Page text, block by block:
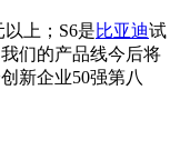
上；S6是比亚迪试
们的产品线今后将
新企业50强第八